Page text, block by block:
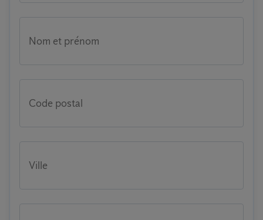
Nom et prénom
Code postal
Ville